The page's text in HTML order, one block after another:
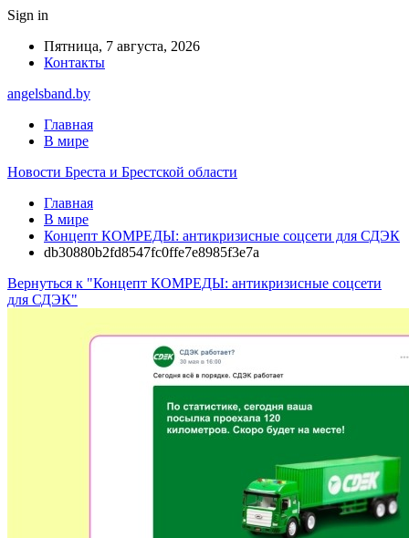
Sign in
Пятница, 7 августа, 2026
Контакты
angelsband.by
Главная
В мире
Новости Бреста и Брестской области
Главная
В мире
Концепт КОМРЕДЫ: антикризисные соцсети для СДЭК
db30880b2fd8547fc0ffe7e8985f3e7a
Вернуться к "Концепт КОМРЕДЫ: антикризисные соцсети
для СДЭК"